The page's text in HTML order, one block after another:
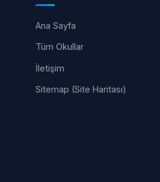
Ana Sayfa
Tüm Okullar
İletişim
Sitemap (Site Haritası)